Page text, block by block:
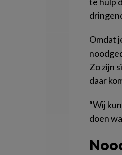
Omdat
Zo zijn
daar
“Wij
doen